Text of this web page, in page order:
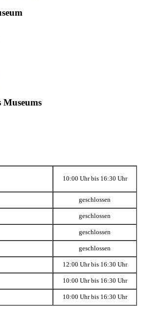
Museums
10:00 Uhr bis 16:30 Uhr
geschlossen
geschlossen
geschlossen
geschlossen
12:00 Uhr bis 16:30 Uhr
10:00 Uhr bis 16:30 Uhr
10:00 Uhr bis 16:30 Uhr